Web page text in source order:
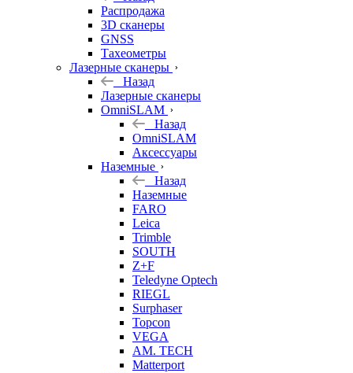
Распродажа
3D сканеры
GNSS
Тахеометры
Лазерные сканеры
Назад
Лазерные сканеры
OmniSLAM
Назад
OmniSLAM
Аксессуары
Наземные
Назад
Наземные
FARO
Leica
Trimble
SOUTH
Z+F
Teledyne Optech
RIEGL
Surphaser
Topcon
VEGA
AM. TECH
Matterport